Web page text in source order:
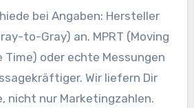
bei Angaben: Hersteller
to-Gray) an. MPRT (Moving
Time) oder echte Messungen
Wir liefern Dir
nicht nur Marketingzahlen.